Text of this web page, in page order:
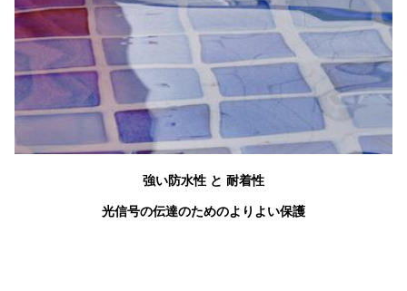
強い防水性 と 耐着性
光信号の伝達のためのよりよい保護